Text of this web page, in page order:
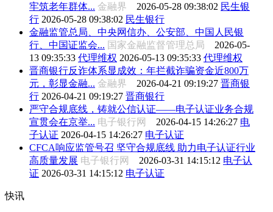
牢筑老年群体... 金融界 2026-05-28 09:38:02 民生银
行 2026-05-28 09:38:02 民生银行
金融监管总局、中央网信办、公安部、中国人民银
行、中国证监会... 国家金融监督管理总局 2026-05-
13 09:35:33 代理维权 2026-05-13 09:35:33 代理维权
晋商银行反诈体系显成效：年拦截诈骗资金近800万
元，彰显金融... 金融界 2026-04-21 09:19:27 晋商银
行 2026-04-21 09:19:27 晋商银行
严守合规底线，铸就公信认证——电子认证业务合规
宣贯会在京举... 电子银行网 2026-04-15 14:26:27 电
子认证 2026-04-15 14:26:27 电子认证
CFCA响应监管号召 坚守合规底线 助力电子认证行业
高质量发展 电子银行网 2026-03-31 14:15:12 电子认
证 2026-03-31 14:15:12 电子认证
快讯